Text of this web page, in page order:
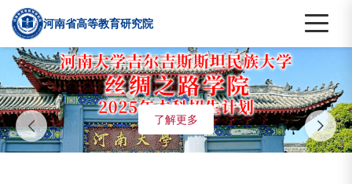
河南省高等教育研究院
了解更多